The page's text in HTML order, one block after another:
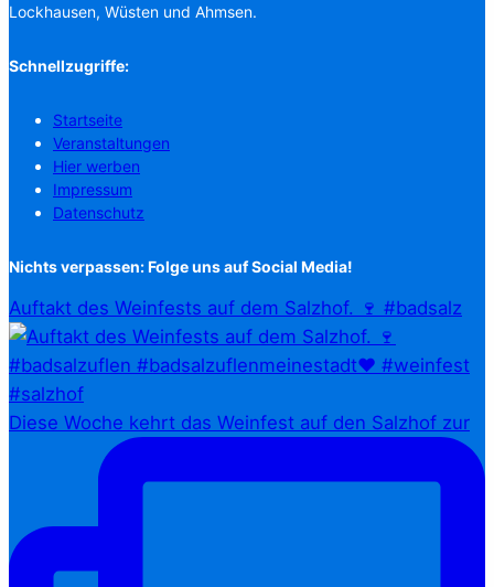
Lockhausen, Wüsten und Ahmsen.
Schnellzugriffe:
Startseite
Veranstaltungen
Hier werben
Impressum
Datenschutz
Nichts verpassen: Folge uns auf Social Media!
Auftakt des Weinfests auf dem Salzhof. 🍷 #badsalz
Diese Woche kehrt das Weinfest auf den Salzhof zur